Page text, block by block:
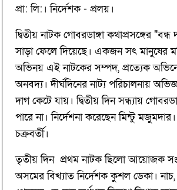
প্রা: লি:। নির্দেশক - প্রলয়।
দ্বিতীয় নাটক গোবরডাঙ্গা কথাপ্রসঙ্গের
সাড়া ফেলে দিয়েছে। একজন সৎ মানুষের
অভিনয় এই নাটকের সম্পদ, প্রত্যেক
অনবদ্য। দীর্ঘদিনের নাট্য পরিচালনায়
দাগ কেটে যায়। দ্বিতীয় দিন সন্ধ্যায়
পারে না। নির্দেশনা করেছেন মিন্টু
চক্রবর্তী।
তৃতীয় দিন প্রথম নাটক ছিলো আয়োজক
অসমের বিখ্যাত নির্দেশক কুশল ডেকা।